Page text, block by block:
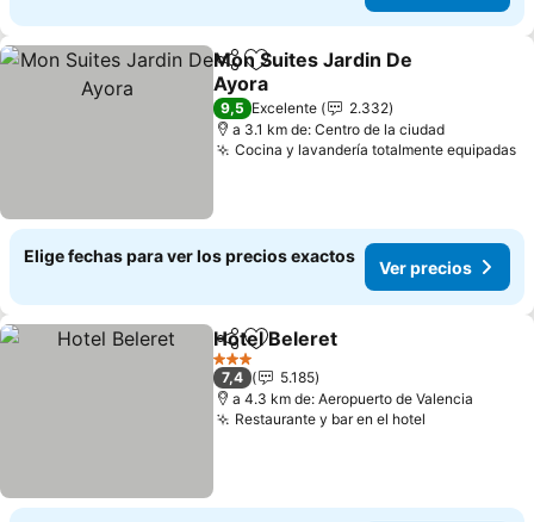
CompartirAgregar a favoritos
Mon Suites Jardin De
Ayora
9,5 Excelente
2.332
a 3.1 km de: Centro de la ciudad
Cocina y lavandería totalmente equipadas
Elige fechas para ver los precios exactos
Ver precios
CompartirAgregar a favoritos
Hotel Beleret
3 Estrellas
7,4
5.185
a 4.3 km de: Aeropuerto de Valencia
Restaurante y bar en el hotel